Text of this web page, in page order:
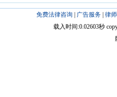
免费法律咨询 广告服务| 律
载入时间:0.02603秒